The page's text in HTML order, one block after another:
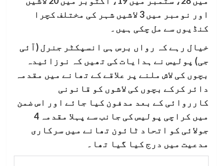
اور نومبر میں 3 لاشیں شہر کی مختلف کچرا
کنڈیوں سے مل چکی ہیں۔
خیال رہے کہ رواں برس ہی انسپکٹر جنرل (آئی
جی) پولیس نے ہدایات کی تھیں کہ نوزائیدہ
بچوں کی لاش ملنے پر علاقے کے تھانے میں مقدمہ
دائر کرکے بچوں کی لاشوں کو قانونی
کارروائی کے بعد مدفون کیا جائے اور اس ضمن
میں کراچی پولیس کی جانب سے پہلا مقدمہ 4
جولائی کو اتحاد ٹائون تھانے میں سرکاری
مدعیت میں درج کیا گیا تھا۔